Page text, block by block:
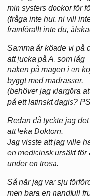
min systers dockor för
(fråga inte hur, ni vill
framförallt inte du,
Samma år köade vi på
att jucka på A. som låg
naken på magen i en
byggt med madrasser.
(behöver jag klargöra
på ett latinskt dagis?
Redan då tyckte jag
att leka Doktorn.
Jag visste att jag ville
en medicinsk ursäkt för
under en trosa.
Så när jag var sju
men bara en handfull